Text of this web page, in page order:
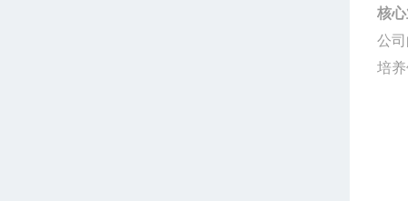
核
公
培